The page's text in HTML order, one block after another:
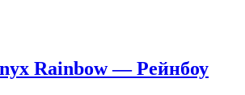
Rainbow — Рейнбоу